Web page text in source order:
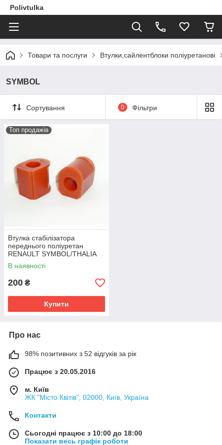
Polivtulka
Товари та послуги Втулки,сайлентблоки поліуретанові
SYMBOL
Сортування 0 Фільтри
Топ продажів
Втулка стабілізатора
переднього поліуретан
RENAULT SYMBOL/THALIA
I/II ID=21mm
OEM:7700785788
В наявності
200 ₴
Купити
Про нас
98% позитивних з 52 відгуків за рік
Працює з 20.05.2016
м. Київ
ЖК "Місто Квітів", 02000, Київ, Україна
Контакти
Сьогодні працює з 10:00 до 18:00
Показати весь графік роботи